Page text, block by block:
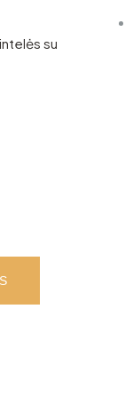
su
€